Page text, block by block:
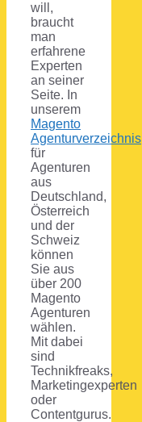
will,
braucht
man
erfahrene
Experten
an seiner
Seite. In
unserem
Magento
Agenturverzeichnis
für
Agenturen
aus
Deutschland,
Österreich
und der
Schweiz
können
Sie aus
über 200
Magento
Agenturen
wählen.
Mit dabei
sind
Technikfreaks,
Marketingexperten
oder
Contentgurus.